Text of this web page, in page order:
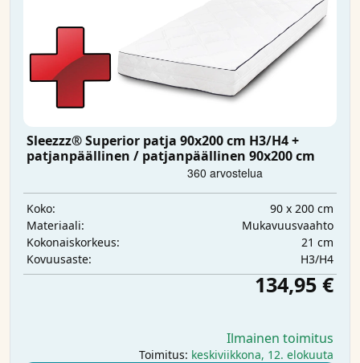
Sleezzz® Superior patja 90x200 cm H3/H4 +
patjanpäällinen / patjanpäällinen 90x200 cm
Koko:
90 x 200 cm
Materiaali:
Mukavuusvaahto
Kokonaiskorkeus:
21 cm
Kovuusaste:
H3/H4
134,95 €
Ilmainen toimitus
Toimitus: keskiviikkona, 12. elokuuta